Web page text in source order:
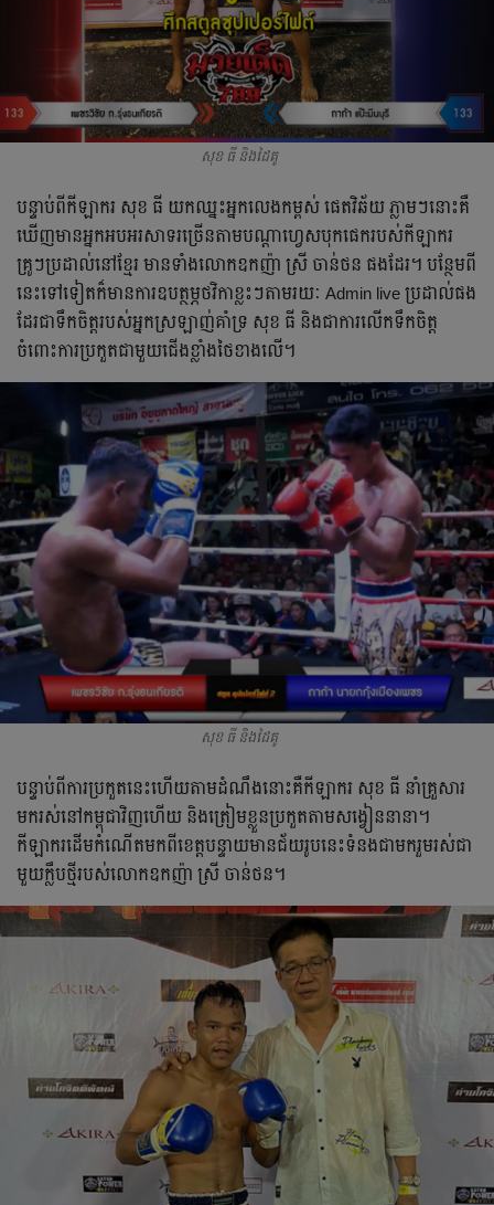
សុខ ធី និងដៃគូ
បន្ទាប់​ពី​កីឡាករ​ សុខ​ ធី​ យក​ឈ្នះ​អ្នក​លេង​កម្ពស់​ ផេតវិឆ័យ​ ភ្លាមៗ​នោះ​គឺ​
ឃើញ​មាន​អ្នក​អបអរសាទរ​ច្រើន​តាម​បណ្ដា​ហ្វេសបុកផេក​របស់​កីឡាករ​
គ្រូៗ​ប្រដាល់​នៅ​ខ្មែរ​ មាន​ទាំង​លោក​ឧកញ៉ា​ ស្រី​ ចាន់ថន​ ផង​ដែរ។​ បន្ថែម​ពី​
នេះ​ទៅ​ទៀត​ក៏​មាន​ការ​ឧបត្ថម្ភ​ថវិកា​ខ្លះៗ​តាម​រយៈ​ Admin​ live​ ប្រដាល់​ផង​
ដែរ​ជា​ទឹកចិត្ត​របស់​អ្នក​ស្រឡាញ់​គាំទ្រ​ សុខ​ ធី​ និង​ជា​ការ​លើក​ទឹកចិត្ត​
ចំពោះ​ការ​ប្រកួត​ជា​មួយ​ជើង​ខ្លាំង​ថៃ​ខាង​លើ។​
សុខ ធី និងដៃគូ
បន្ទាប់​ពី​ការ​ប្រកួត​នេះ​ហើយ​តាម​ដំណឹង​នោះ​គឺ​កីឡាករ​ សុខ​ ធី​ នាំ​គ្រួសារ​
មក​រស់​នៅ​​កម្ពុជា​វិញហើយ និង​ត្រៀម​ខ្លួន​ប្រកួត​តាម​សង្វៀន​នានា។​
កីឡាករ​ដើម​កំណើត​មក​ពី​ខេត្ត​បន្ទាយមានជ័យ​រូប​នេះ​ទំនង​ជា​មក​រួមរស់​ជា​
មួយ​ក្លឹប​ថ្មី​របស់​លោក​ឧកញ៉ា​ ស្រី​ ចាន់ថន។​